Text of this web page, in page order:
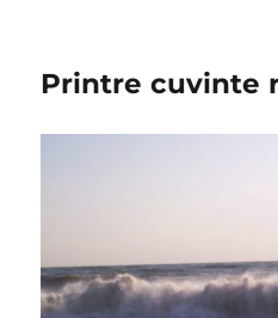
Printre cuvinte